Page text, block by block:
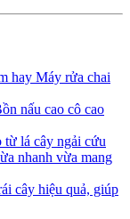
hay Máy rửa chai
nấu cao cô cao
từ lá cây ngải cứu
nhanh vừa mang
cây hiệu quả, giúp